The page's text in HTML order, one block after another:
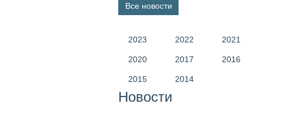
Все новости
2023 2022 2021
2020 2017 2016
2015 2014
Новости